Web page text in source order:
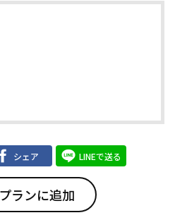
シェア LINEで送る
ランに追加